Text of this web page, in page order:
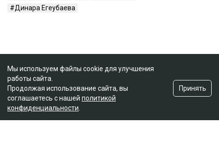
Динара Егеубаева
Мы используем файлы cookie для улучшения
работы сайта.
Продолжая использование сайта, вы
соглашаетесь с нашей политикой
конфиденциальности
Принять